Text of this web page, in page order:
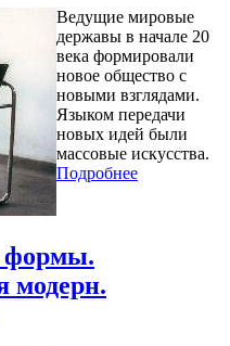
Ведущие мировые
державы в начале 20
века формировали
новое общество с
новыми взглядами.
Языком передачи
новых идей были
массовые искусства.
Подробнее
формы.
модерн.